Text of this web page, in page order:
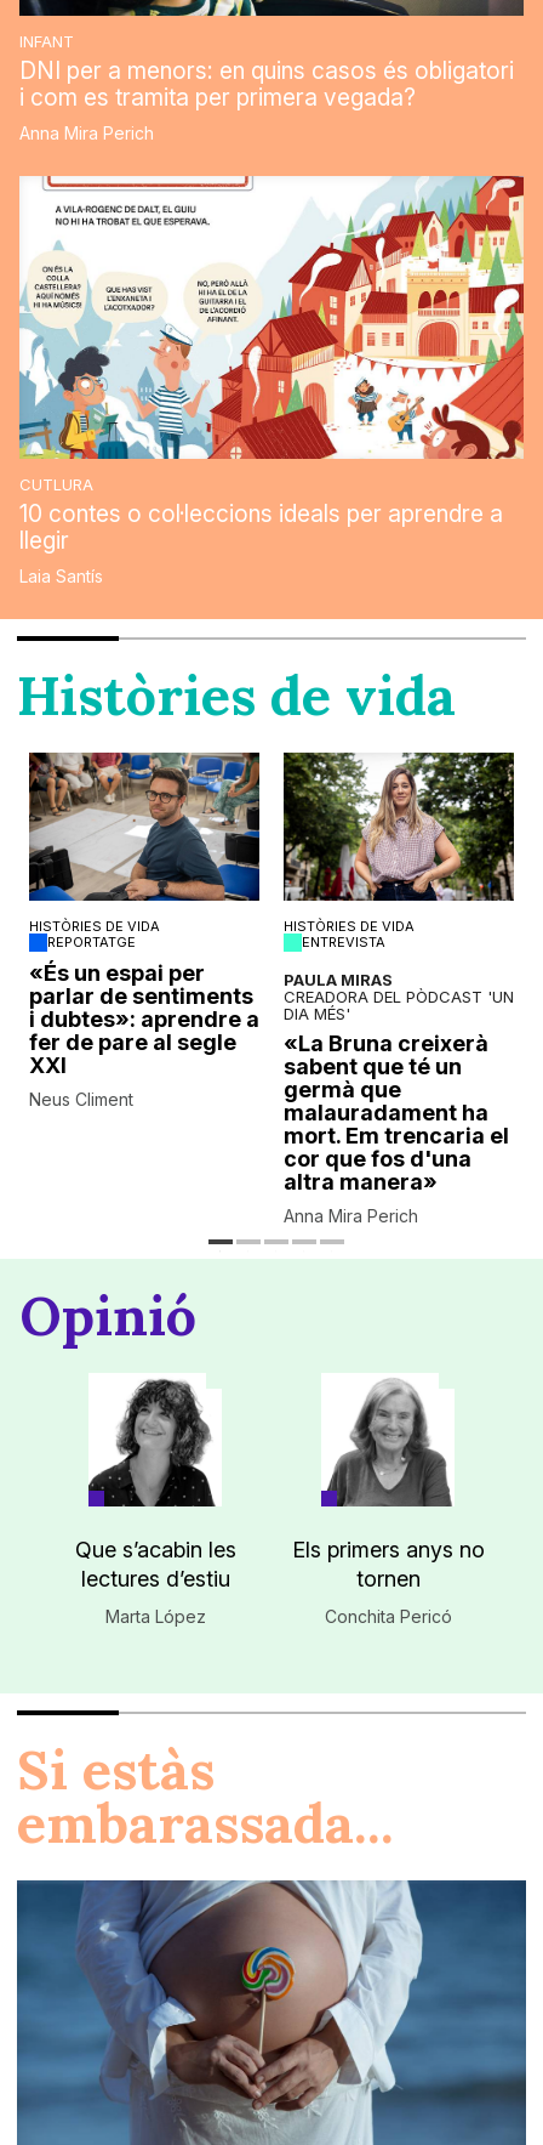
INFANT
DNI per a menors: en quins casos és obligatori
i com es tramita per primera vegada?
Anna Mira Perich
CUTLURA
10 contes o col·leccions ideals per aprendre a
llegir
Laia Santís
Històries de vida
HISTÒRIES DE VIDA
REPORTATGE
«És un espai per
parlar de sentiments
i dubtes»: aprendre a
fer de pare al segle
XXI
Neus Climent
HISTÒRIES DE VIDA
ENTREVISTA
PAULA MIRAS
CREADORA DEL PÒDCAST 'UN
DIA MÉS'
«La Bruna creixerà
sabent que té un
germà que
malauradament ha
mort. Em trencaria el
cor que fos d'una
altra manera»
Anna Mira Perich
Opinió
Que s’acabin les
lectures d’estiu
Marta López
Els primers anys no
tornen
Conchita Pericó
Si estàs
embarassada...